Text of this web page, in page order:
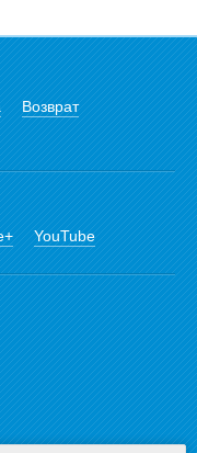
Возврат
YouTube